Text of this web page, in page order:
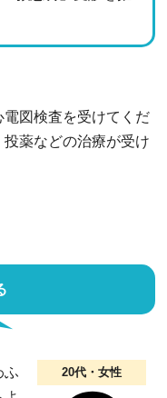
図検査を受けてくだ
薬などの治療が受け
20代・女性
ふ